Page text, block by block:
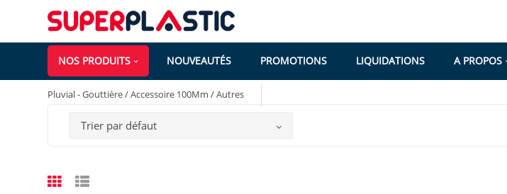
NOS PRODUITS NOUVEAUTÉS PROMOTIONS LIQUIDATIONS A PROPOS
Pluvial - Gouttière / Accessoire 100Mm / Autres
Trier par défaut